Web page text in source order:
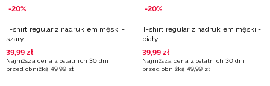
-20%
T-shirt regular z nadrukiem męski -
szary
39,99 zł
Najniższa cena z ostatnich 30 dni
przed obniżką 49,99 zł
-20%
T-shirt regular z nadrukiem męski -
biały
39,99 zł
Najniższa cena z ostatnich 30 dni
przed obniżką 49,99 zł